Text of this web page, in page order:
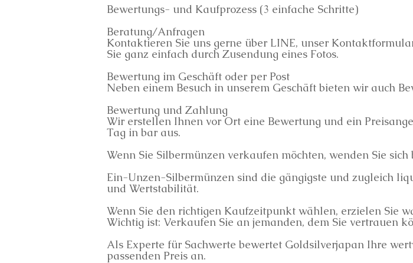
Bewertungs- und Kaufprozess (3 einfache Schritte)
Beratung/Anfragen
Kontaktieren Sie uns gerne über LINE, unser
Sie ganz einfach durch Zusendung eines Fotos.
Bewertung im Geschäft oder per Post
Neben einem Besuch in unserem Geschäft bieten wir auch
Bewertung und Zahlung
Wir erstellen Ihnen vor Ort eine Bewertung und ein
Tag in bar aus.
Wenn Sie Silbermünzen verkaufen möchten, wenden Sie
Ein-Unzen-Silbermünzen sind die gängigste und zugleich
und Wertstabilität.
Wenn Sie den richtigen Kaufzeitpunkt wählen, erzielen Sie
Wichtig ist: Verkaufen Sie an jemanden, dem Sie vertrauen
Als Experte für Sachwerte bewertet Goldsilverjapan Ihre
passenden Preis an.